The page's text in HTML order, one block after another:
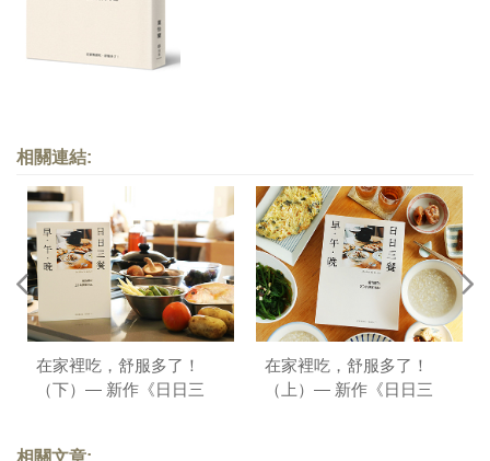
相關連結:
在家裡吃，舒服多了！
（下）— 新作《日日三
在家裡吃，舒服多了！
（上）— 新作《日日三
相關文章: